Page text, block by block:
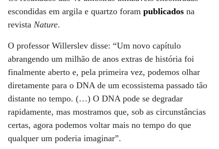
escondidas em argila e quartzo foram publicados na
revista Nature.
O professor Willerslev disse: “Um novo capítulo
abrangendo um milhão de anos extras de história foi
finalmente aberto e, pela primeira vez, podemos olhar
diretamente para o DNA de um ecossistema passado tão
distante no tempo. (…) O DNA pode se degradar
rapidamente, mas mostramos que, sob as circunstâncias
certas, agora podemos voltar mais no tempo do que
qualquer um poderia imaginar”.